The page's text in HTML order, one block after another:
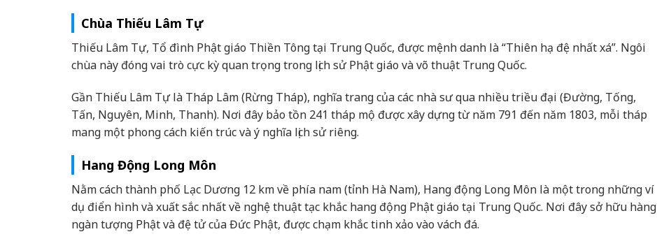
Chùa Thiếu Lâm Tự
Thiếu Lâm Tự, Tổ đình Phật giáo Thiền Tông tại Trung Quốc, được mệnh danh là “Thiên hạ đệ nhất xá”. Ngôi
chùa này đóng vai trò cực kỳ quan trọng trong lịch sử Phật giáo và võ thuật Trung Quốc.
Gần Thiếu Lâm Tự là Tháp Lâm (Rừng Tháp), nghĩa trang của các nhà sư qua nhiều triều đại (Đường, Tống,
Tấn, Nguyên, Minh, Thanh). Nơi đây bảo tồn 241 tháp mộ được xây dựng từ năm 791 đến năm 1803, mỗi tháp
mang một phong cách kiến trúc và ý nghĩa lịch sử riêng.
Hang Động Long Môn
Nằm cách thành phố Lạc Dương 12 km về phía nam (tỉnh Hà Nam), Hang động Long Môn là một trong những ví
dụ điển hình và xuất sắc nhất về nghệ thuật tạc khắc hang động Phật giáo tại Trung Quốc. Nơi đây sở hữu hàng
ngàn tượng Phật và đệ tử của Đức Phật, được chạm khắc tinh xảo vào vách đá.